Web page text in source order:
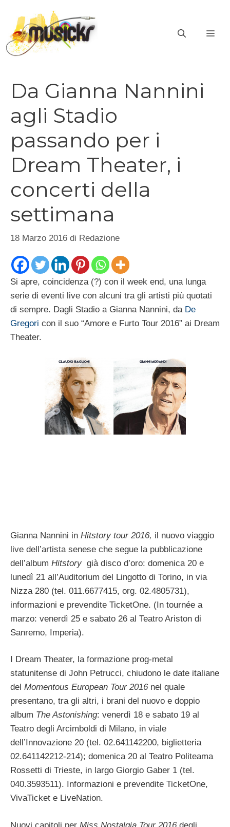
contenuto
Da Gianna Nannini
agli Stadio
passando per i
Dream Theater, i
concerti della
settimana
18 Marzo 2016 di Redazione
Si apre, coincidenza (?) con il week end, una lunga
serie di eventi live con alcuni tra gli artisti più quotati
di sempre. Dagli Stadio a Gianna Nannini, da De
Gregori con il suo “Amore e Furto Tour 2016” ai Dream
Theater.
Gianna Nannini in Hitstory tour 2016, il nuovo viaggio
live dell’artista senese che segue la pubblicazione
dell’album Hitstory già disco d’oro: domenica 20 e
lunedì 21 all’Auditorium del Lingotto di Torino, in via
Nizza 280 (tel. 011.6677415, org. 02.4805731),
informazioni e prevendite TicketOne. (In tournée a
marzo: venerdì 25 e sabato 26 al Teatro Ariston di
Sanremo, Imperia).
I Dream Theater, la formazione prog-metal
statunitense di John Petrucci, chiudono le date italiane
del Momentous European Tour 2016nel quale
presentano, tra gli altri, i brani del nuovo e doppio
album The Astonishing: venerdì 18 e sabato 19 al
Teatro degli Arcimboldi di Milano, in viale
dell’Innovazione 20 (tel. 02.641142200, biglietteria
02.641142212-214); domenica 20 al Teatro Politeama
Rossetti di Trieste, in largo Giorgio Gaber 1 (tel.
040.3593511). Informazioni e prevendite TicketOne,
VivaTicket e LiveNation.